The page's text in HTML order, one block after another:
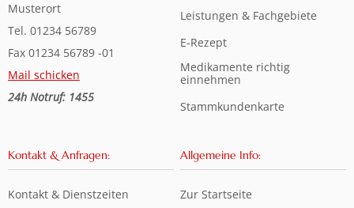
Musterort
Tel. 01234 56789
Fax 01234 56789 -01
Mail schicken
24h Notruf: 1455
Leistungen & Fachgebiete
E-Rezept
Medikamente richtig
einnehmen
Stammkundenkarte
Kontakt & Anfragen:
Kontakt & Dienstzeiten
Allgemeine Info:
Zur Startseite